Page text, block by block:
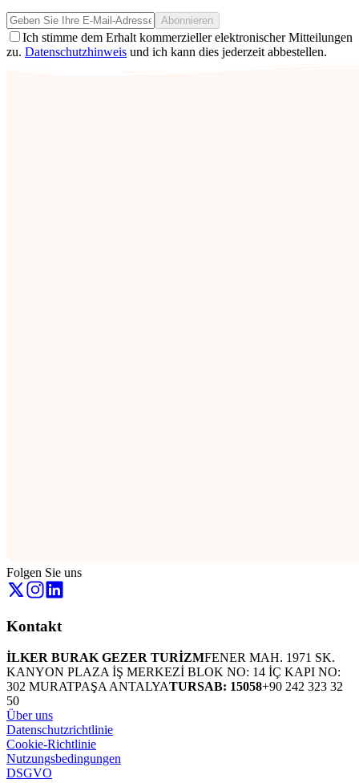
Abonnieren
Ich stimme dem Erhalt kommerzieller elektronischer Mitteilungen
zu. Datenschutzhinweis und ich kann dies jederzeit abbestellen.
Folgen Sie uns
Kontakt
İLKER BURAK GEZER TURİZMFENER MAH. 1971 SK.
KANYON PLAZA İŞ MERKEZİ BLOK NO: 14 İÇ KAPI NO:
302 MURATPAŞA ANTALYATURSAB: 15058+90 242 323 32
50
Über uns
Datenschutzrichtlinie
Cookie-Richtlinie
Nutzungsbedingungen
DSGVO